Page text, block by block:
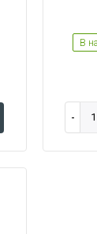
В
Women L